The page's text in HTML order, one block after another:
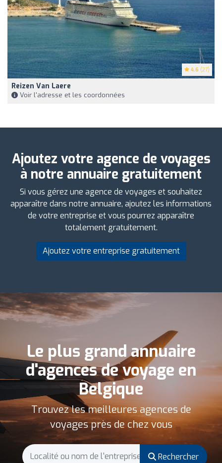
4.6 (27)
Reizen Van Laere
Voir l'adresse et les coordonnées
Ajoutez votre agence de voyages
à notre annuaire gratuitement
Si vous gérez une agence de voyages et souhaitez
apparaître dans notre annuaire, ajoutez les informations
de votre entreprise et vous pourrez apparaître
totalement gratuitement.
Ajoutez votre entreprise gratuitement
Le plus grand annuaire
d'agences de voyage en
Belgique
Trouvez les meilleures agences de
voyages près de chez vous
Rechercher